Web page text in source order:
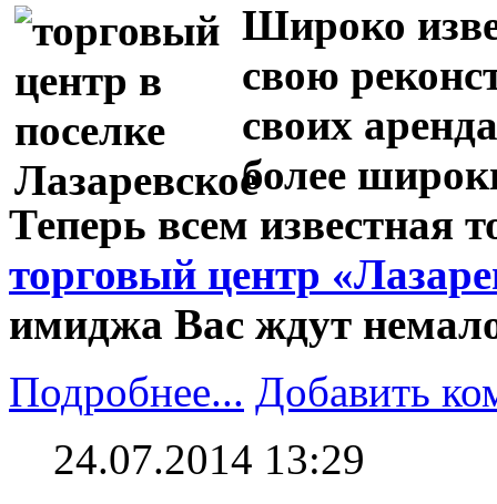
Широко
свою
своих
более
Теперь всем известная
торговый центр
имиджа Вас ждут
Подробнее... Добавить
24.07.2014 13:29